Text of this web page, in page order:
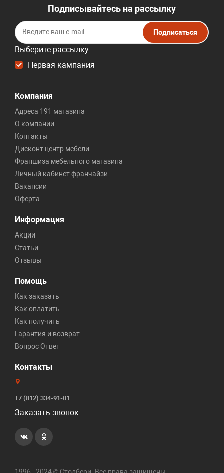
Подписывайтесь на рассылку
Выберите рассылку
Первая кампания
Подписаться
Компания
Адреса 191 магазина
О компании
Контакты
Дисконт центр мебели
Франшиза мебельного магазина
Личный кабинет франчайзи
Вакансии
Оферта
Информация
Акции
Статьи
Отзывы
Помощь
Как заказать
Как оплатить
Как получить
Гарантия и возврат
Вопрос Ответ
Контакты
+7 (812) 334-91-01
Заказать звонок